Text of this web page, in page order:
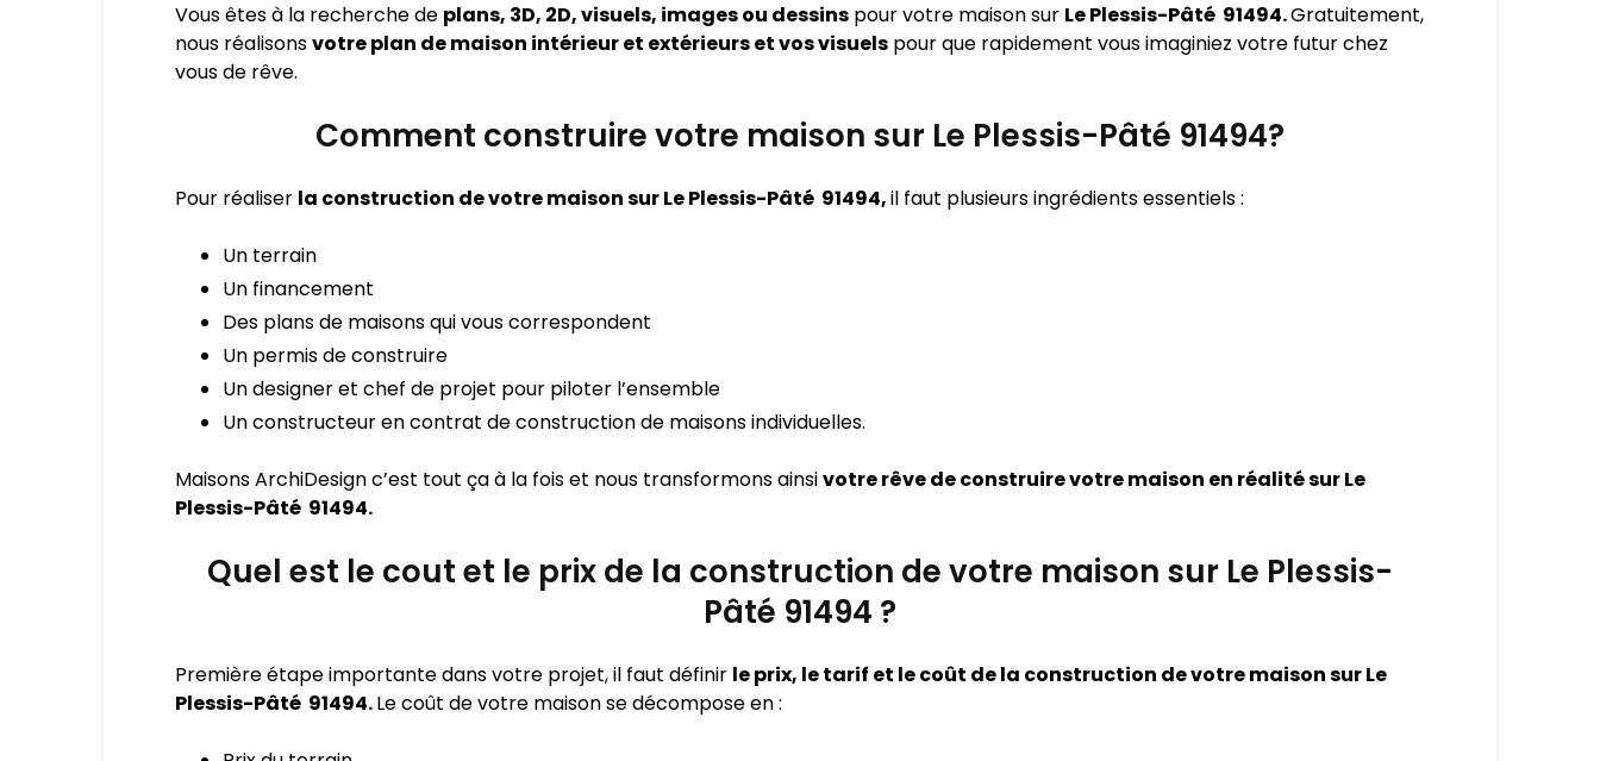
Vous êtes à la recherche de plans, 3D, 2D, visuels, images ou dessins pour votre maison sur Le Plessis-Pâté 91494.Gratuitement,
nous réalisonsvotre plan de maison intérieur et extérieurs et vos visuels pour que rapidement vous imaginiez votre futur chez
vous de rêve.
Comment construire votre maison sur Le Plessis-Pâté 91494?
Pour réaliser la construction de votre maison sur Le Plessis-Pâté 91494,il faut plusieurs ingrédients essentiels :
Un terrain
Un financement
Des plans de maisons qui vous correspondent
Un permis de construire
Un designer et chef de projet pour piloter l’ensemble
Un constructeur en contrat de construction de maisons individuelles.
Maisons ArchiDesign c’est tout ça à la fois et nous transformons ainsivotre rêve de construire votre maison en réalité sur Le
Plessis-Pâté 91494.
Quel est le cout et le prix de la construction de votre maison sur Le Plessis-
Pâté 91494 ?
Première étape importante dans votre projet, il faut définir le prix, le tarif et le coût de la construction de votre maison sur Le
Plessis-Pâté 91494.Le coût de votre maison se décompose en :